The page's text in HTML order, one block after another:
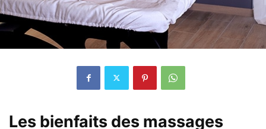
Les bienfaits des massages